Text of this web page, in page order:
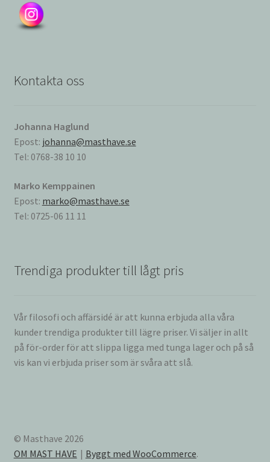
Kontakta oss
Johanna Haglund
Epost: johanna@masthave.se
Tel: 0768-38 10 10
Marko Kemppainen
Epost: marko@masthave.se
Tel: 0725-06 11 11
Trendiga produkter till lågt pris
Vår filosofi och affärsidé är att kunna erbjuda alla våra
kunder trendiga produkter till lägre priser. Vi säljer in allt
på för-order för att slippa ligga med tunga lager och på så
vis kan vi erbjuda priser som är svåra att slå.
© Masthave 2026
OM MAST HAVE
Byggt med WooCommerce.